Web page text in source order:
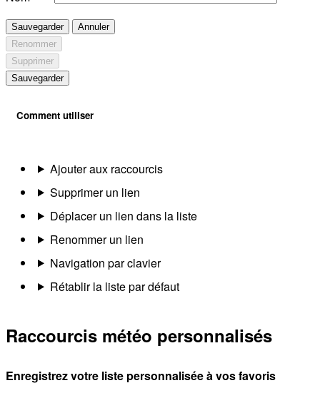
Sauvegarder
Annuler
Renommer
Supprimer
Sauvegarder
Comment utiliser
Ajouter aux raccourcis
Supprimer un lien
Déplacer un lien dans la liste
Renommer un lien
Navigation par clavier
Rétablir la liste par défaut
Raccourcis météo personnalisés
Enregistrez votre liste personnalisée à vos favoris